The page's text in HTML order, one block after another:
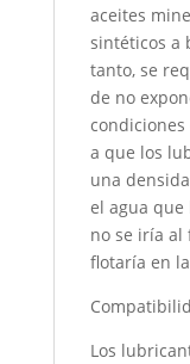
aceites
sintéticos a
tanto, se
de no
a que los
una
el agua que
no se iría al
flotaría en
Los